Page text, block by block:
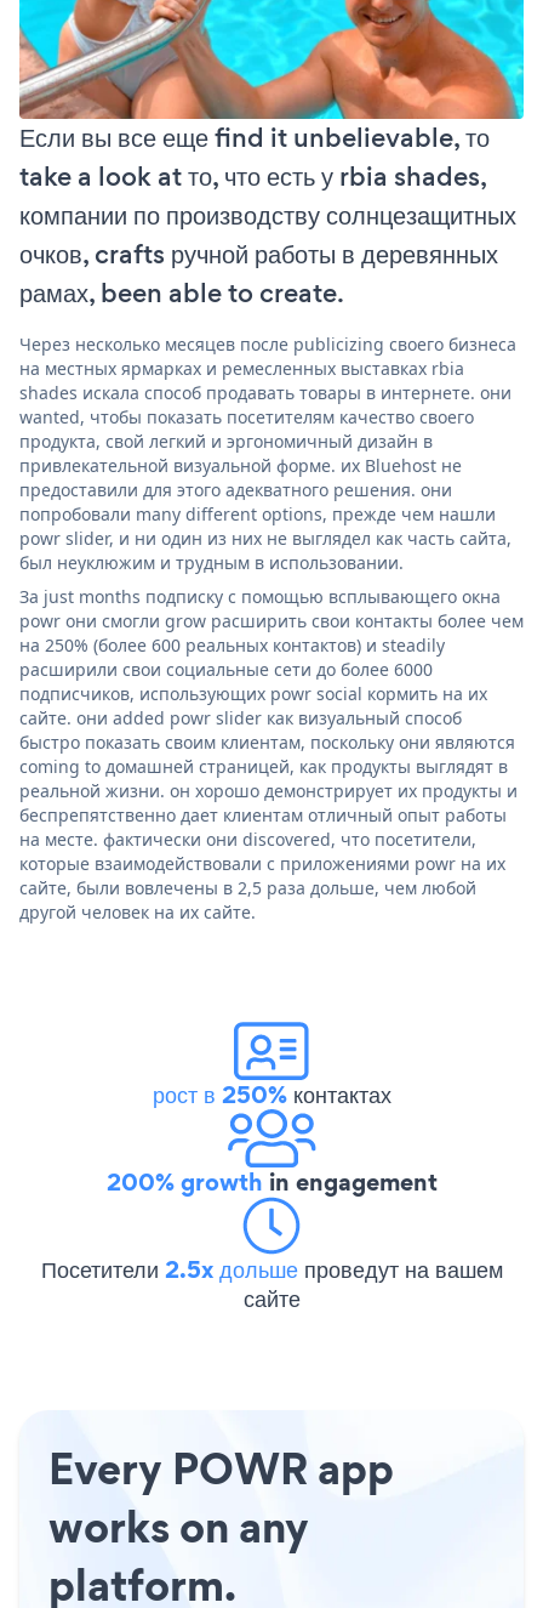
Если вы все еще find it unbelievable, то
take a look at то, что есть у rbia shades,
компании по производству солнцезащитных
очков, crafts ручной работы в деревянных
рамах, been able to create.
Через несколько месяцев после publicizing своего бизнеса
на местных ярмарках и ремесленных выставках rbia
shades искала способ продавать товары в интернете. они
wanted, чтобы показать посетителям качество своего
продукта, свой легкий и эргономичный дизайн в
привлекательной визуальной форме. их Bluehost не
предоставили для этого адекватного решения. они
попробовали many different options, прежде чем нашли
powr slider, и ни один из них не выглядел как часть сайта,
был неуклюжим и трудным в использовании.
За just months подписку с помощью всплывающего окна
powr они смогли grow расширить свои контакты более чем
на 250% (более 600 реальных контактов) и steadily
расширили свои социальные сети до более 6000
подписчиков, использующих powr social кормить на их
сайте. они added powr slider как визуальный способ
быстро показать своим клиентам, поскольку они являются
coming to домашней страницей, как продукты выглядят в
реальной жизни. он хорошо демонстрирует их продукты и
беспрепятственно дает клиентам отличный опыт работы
на месте. фактически они discovered, что посетители,
которые взаимодействовали с приложениями powr на их
сайте, были вовлечены в 2,5 раза дольше, чем любой
другой человек на их сайте.
рост в 250%контактах
200% growth in engagement
Посетители 2.5x дольше проведут на вашем
сайте
Every POWR app
works on any
platform.